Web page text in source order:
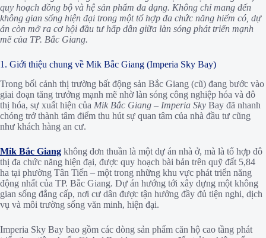
quy hoạch đồng bộ và hệ sản phẩm đa dạng. Không chỉ mang đến
không gian sống hiện đại trong một tổ hợp đa chức năng hiếm có, dự
án còn mở ra cơ hội đầu tư hấp dẫn giữa làn sóng phát triển mạnh
mẽ của TP. Bắc Giang.
1. Giới thiệu chung về Mik Bắc Giang (Imperia Sky Bay)
Trong bối cảnh thị trường bất động sản Bắc Giang (cũ) đang bước vào
giai đoạn tăng trưởng mạnh mẽ nhờ làn sóng công nghiệp hóa và đô
thị hóa, sự xuất hiện của Mik Bắc Giang – Imperia Sky Bay đã nhanh
chóng trở thành tâm điểm thu hút sự quan tâm của nhà đầu tư cũng
như khách hàng an cư.
Mik Bắc Giang không đơn thuần là một dự án nhà ở, mà là tổ hợp đô
thị đa chức năng hiện đại, được quy hoạch bài bản trên quỹ đất 5,84
ha tại phường Tân Tiến – một trong những khu vực phát triển năng
động nhất của TP. Bắc Giang. Dự án hướng tới xây dựng một không
gian sống đẳng cấp, nơi cư dân được tận hưởng đầy đủ tiện nghi, dịch
vụ và môi trường sống văn minh, hiện đại.
Imperia Sky Bay bao gồm các dòng sản phẩm căn hộ cao tầng phát